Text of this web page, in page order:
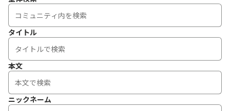
タイトル
本文
ニックネーム